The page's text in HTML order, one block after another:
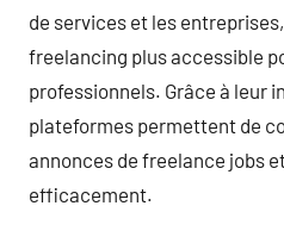
de services et les
freelancing plus accessible
professionnels. Grâce à leur
plateformes permettent de
annonces de freelance jobs
efficacement.